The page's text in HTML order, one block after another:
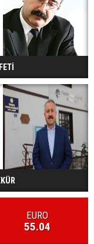
EURO
55.04